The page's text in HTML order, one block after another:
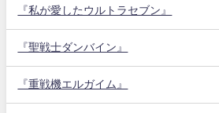
『私が愛したウルトラセブン』
『聖戦士ダンバイン』
『重戦機エルガイム』